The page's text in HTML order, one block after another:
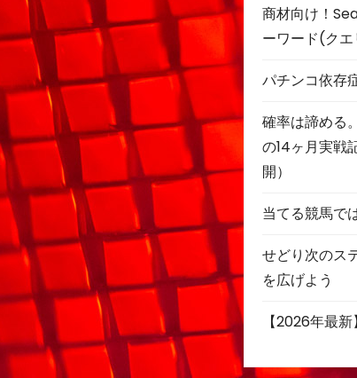
商材向け！
ーワード(ク
パチンコ依存
確率は諦める
の14ヶ月実戦
開）
当てる競馬で
せどり次のス
を広げよう
【2026年最